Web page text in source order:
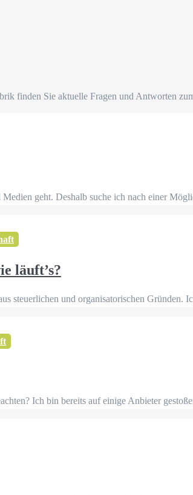
finden Sie aktuelle Fragen und Antworten
geht. Deshalb suche ich nach einer
läuft’s?
steuerlichen und organisatorischen
Ich bin bereits auf einige Anbieter